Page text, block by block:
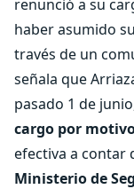
renunció a su
haber asumido
través de un
señala que
pasado 1 de
cargo por
efectiva a contar
Ministerio de